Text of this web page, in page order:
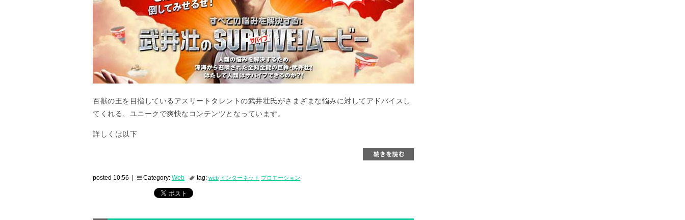
百獣の王を目指しているアスリートタレントの武井壮氏がさまざまな悩みに対してアドバイスし
てくれる、ユニークで爽快なコンテンツとなっています。
詳しくは以下
posted 10:56 | Category: Web tag: web インターネット プロモーション